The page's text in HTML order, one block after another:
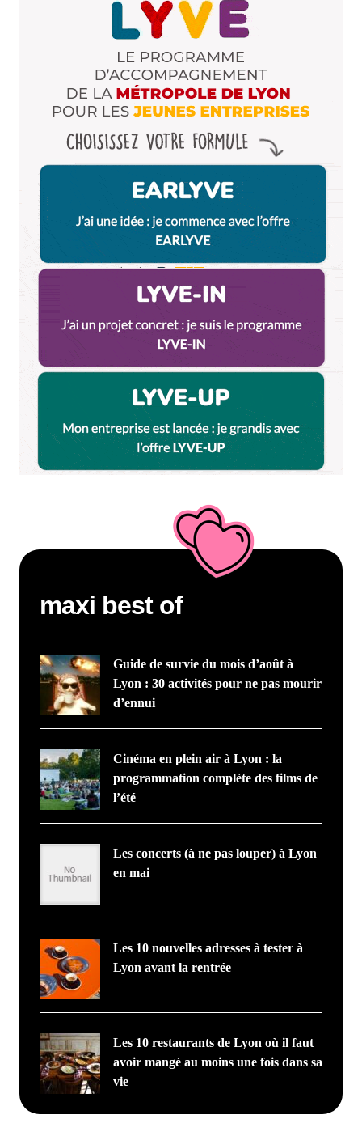
navigateur pour mon prochain commentaire.
maxi best of
Guide de survie du mois d’août à
Lyon : 30 activités pour ne pas mourir
d’ennui
Cinéma en plein air à Lyon : la
programmation complète des films de
l’été
Les concerts (à ne pas louper) à Lyon
en mai
Les 10 nouvelles adresses à tester à
Lyon avant la rentrée
Les 10 restaurants de Lyon où il faut
avoir mangé au moins une fois dans sa
vie